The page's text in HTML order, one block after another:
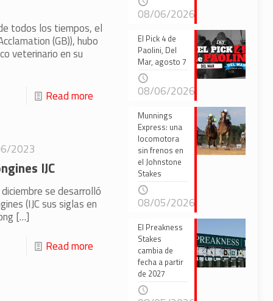
todos los tiempos, el
(GB)), hubo
veterinario en su
Read more
2023
IJC
se desarrolló
(IJC sus siglas en
[…]
Read more
08/06/2026
El Pick 4 de
Paolini, Del
Mar, agosto 7
08/06/2026
Munnings
Express: una
locomotora
sin frenos en
el Johnstone
Stakes
08/05/2026
El Preakness
Stakes
cambia de
fecha a partir
de 2027